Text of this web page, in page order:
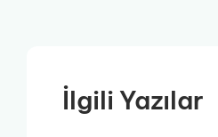
İlgili Yazılar